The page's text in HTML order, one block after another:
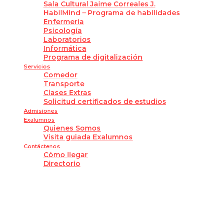
Sala Cultural Jaime Correales J.
HabilMind – Programa de habilidades
Enfermería
Psicología
Laboratorios
Informática
Programa de digitalización
Servicios
Comedor
Transporte
Clases Extras
Solicitud certificados de estudios
Admisiones
Exalumnos
Quienes Somos
Visita guiada Exalumnos
Contáctenos
Cómo llegar
Directorio